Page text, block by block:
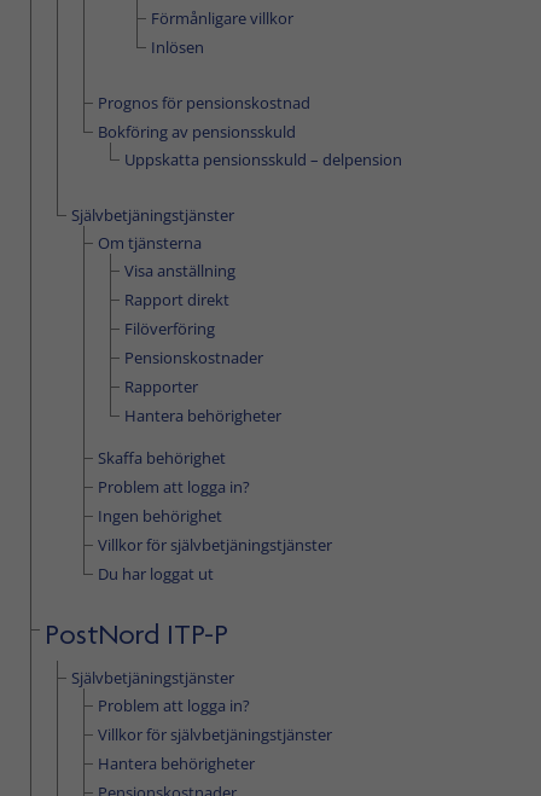
Förmånligare villkor
Inlösen
Prognos för pensionskostnad
Bokföring av pensionsskuld
Uppskatta pensionsskuld – delpension
Självbetjäningstjänster
Om tjänsterna
Visa anställning
Rapport direkt
Filöverföring
Pensionskostnader
Rapporter
Hantera behörigheter
Skaffa behörighet
Problem att logga in?
Ingen behörighet
Villkor för självbetjäningstjänster
Du har loggat ut
PostNord ITP-P
Självbetjäningstjänster
Problem att logga in?
Villkor för självbetjäningstjänster
Hantera behörigheter